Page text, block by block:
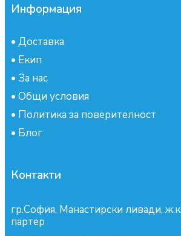
Информация
• Доставка
• Екип
• За нас
• Общи условия
• Политика за поверителност
• Блог
Контакти
гр.София, Манастирски ливади,
партер